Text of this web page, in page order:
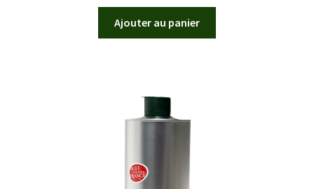
Ajouter au panier